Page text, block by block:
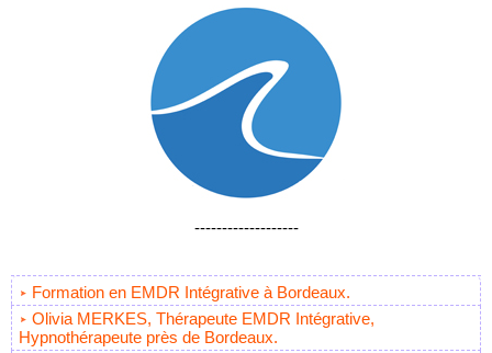
-------------------
Formation en EMDR Intégrative à Bordeaux.
Olivia MERKES, Thérapeute EMDR Intégrative,
Hypnothérapeute près de Bordeaux.